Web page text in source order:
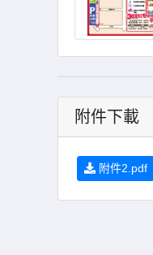
附件下載
附件2.pdf